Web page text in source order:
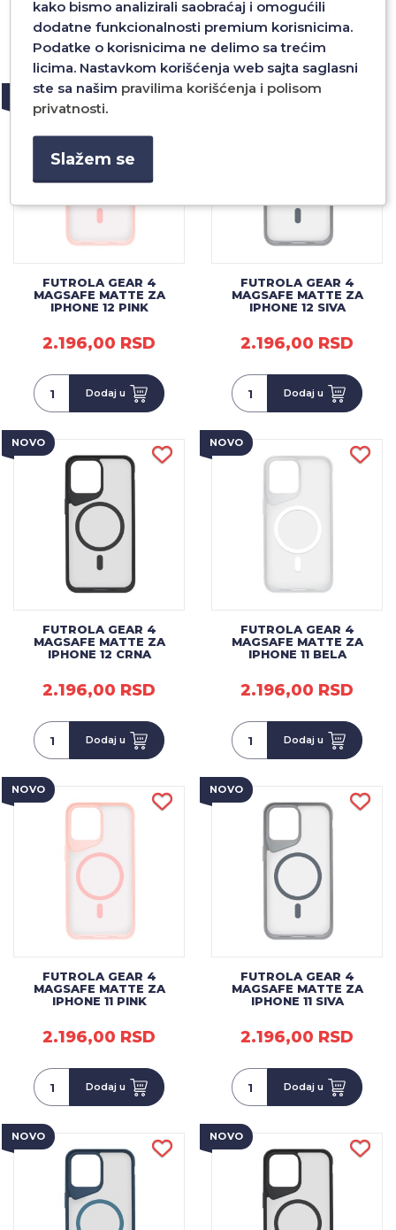
Dodaj u Dodaj u
NOVO
FUTROLA GEAR 4
MAGSAFE MATTE ZA
IPHONE 12 PINK
2.196,00 RSD
Dodaj u
NOVO
FUTROLA GEAR 4
MAGSAFE MATTE ZA
IPHONE 12 SIVA
2.196,00 RSD
Dodaj u
NOVO
FUTROLA GEAR 4
MAGSAFE MATTE ZA
IPHONE 12 CRNA
2.196,00 RSD
Dodaj u
NOVO
FUTROLA GEAR 4
MAGSAFE MATTE ZA
IPHONE 11 BELA
2.196,00 RSD
Dodaj u
NOVO
FUTROLA GEAR 4
MAGSAFE MATTE ZA
IPHONE 11 PINK
2.196,00 RSD
Dodaj u
NOVO
FUTROLA GEAR 4
MAGSAFE MATTE ZA
IPHONE 11 SIVA
2.196,00 RSD
Dodaj u
NOVO NOVO
kako bismo analizirali saobraćaj i omogućili
dodatne funkcionalnosti premium korisnicima.
Podatke o korisnicima ne delimo sa trećim
licima. Nastavkom korišćenja web sajta saglasni
ste sa našim pravilima korišćenja i polisom
privatnosti.
Slažem se